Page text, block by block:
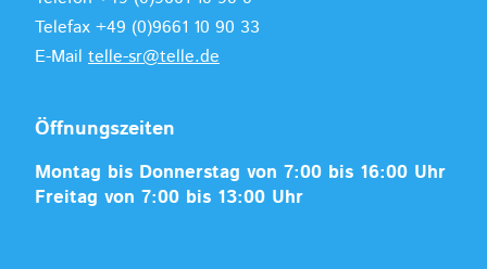
Telefax +49 (0)9661 10 90 33
E-Mail telle-sr@telle.de
Öffnungszeiten
Montag bis Donnerstag von 7:00 bis 16:00 Uhr
Freitag von 7:00 bis 13:00 Uhr